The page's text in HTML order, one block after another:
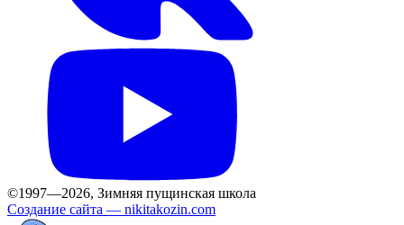
©1997—2026, Зимняя пущинская школа
Создание сайта — nikitakozin.com